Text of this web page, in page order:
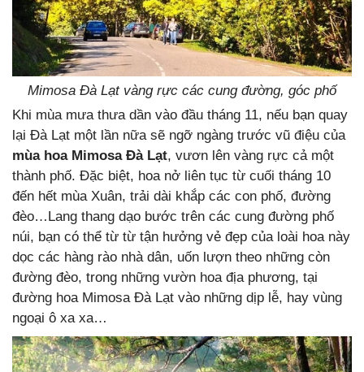
Mimosa Đà Lạt vàng rực các cung đường, góc phố
Khi mùa mưa thưa dần vào đầu tháng 11, nếu bạn quay
lại Đà Lạt một lần nữa sẽ ngỡ ngàng trước vũ điệu của
mùa hoa Mimosa Đà Lạt, vươn lên vàng rực cả một
thành phố. Đặc biệt, hoa nở liên tục từ cuối tháng 10
đến hết mùa Xuân, trải dài khắp các con phố, đường
đèo…Lang thang dạo bước trên các cung đường phố
núi, bạn có thể từ từ tận hưởng vẻ đẹp của loài hoa này
dọc các hàng rào nhà dân, uốn lượn theo những còn
đường đèo, trong những vườn hoa địa phương, tại
đường hoa Mimosa Đà Lạt vào những dịp lễ, hay vùng
ngoại ô xa xa…